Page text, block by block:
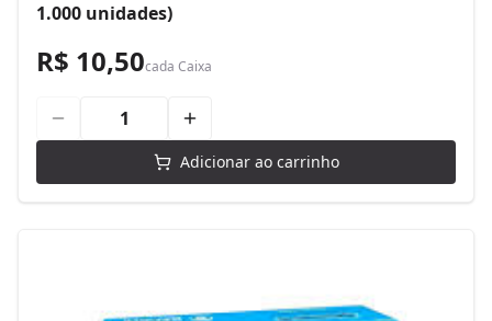
1.000 unidades)
R$ 10,50cada Caixa
Adicionar ao carrinho